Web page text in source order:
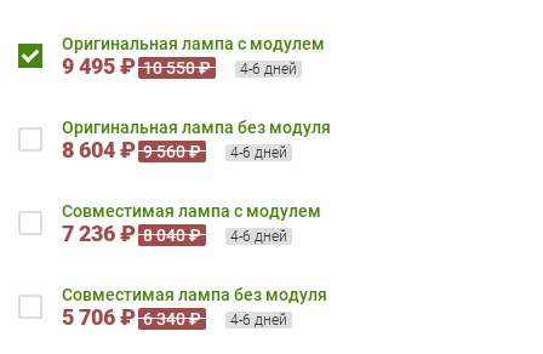
Оригинальная лампа с модулем
9 495 ₽ 10 550 ₽ 4-6 дней
Оригинальная лампа без модуля
8 604 ₽ 9 560 ₽ 4-6 дней
Совместимая лампа с модулем
7 236 ₽ 8 040 ₽ 4-6 дней
Совместимая лампа без модуля
5 706 ₽ 6 340 ₽ 4-6 дней